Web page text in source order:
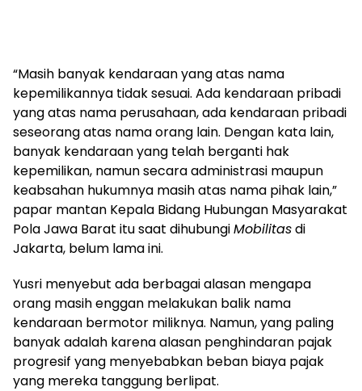
“Masih banyak kendaraan yang atas nama
kepemilikannya tidak sesuai. Ada kendaraan pribadi
yang atas nama perusahaan, ada kendaraan pribadi
seseorang atas nama orang lain. Dengan kata lain,
banyak kendaraan yang telah berganti hak
kepemilikan, namun secara administrasi maupun
keabsahan hukumnya masih atas nama pihak lain,”
papar mantan Kepala Bidang Hubungan Masyarakat
Pola Jawa Barat itu saat dihubungiMobilitasdi
Jakarta, belum lama ini.
Yusri menyebut ada berbagai alasan mengapa
orang masih enggan melakukan balik nama
kendaraan bermotor miliknya. Namun, yang paling
banyak adalah karena alasan penghindaran pajak
progresif yang menyebabkan beban biaya pajak
yang mereka tanggung berlipat.